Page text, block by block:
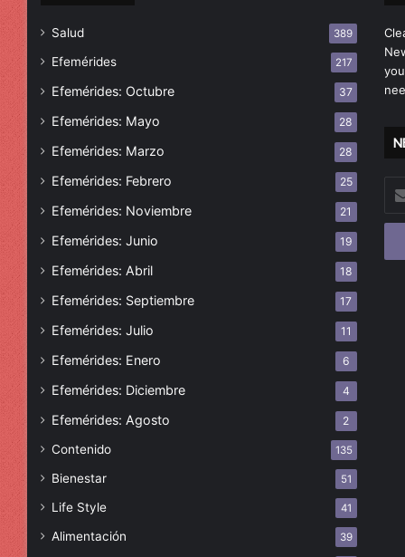
Salud 389
Efemérides 217
Efemérides: Octubre 37
Efemérides: Mayo 28
Efemérides: Marzo 28
Efemérides: Febrero 25
Efemérides: Noviembre 21
Efemérides: Junio 19
Efemérides: Abril 18
Efemérides: Septiembre 17
Efemérides: Julio 11
Efemérides: Enero 6
Efemérides: Diciembre 4
Efemérides: Agosto 2
Contenido 135
Bienestar 51
Life Style 41
Alimentación 39